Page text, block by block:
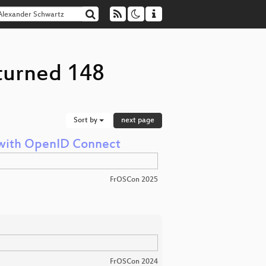
148
Sort by next page
OpenID Connect
FrOSCon 2025
FrOSCon 2024